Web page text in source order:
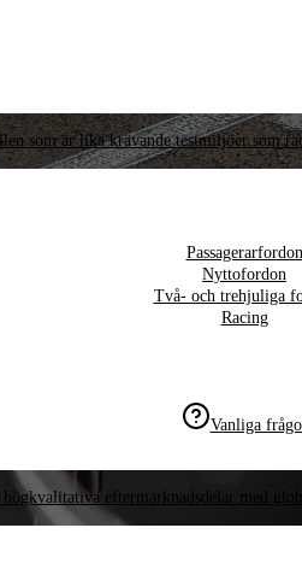
som är lika krävande testmiljöer som
Passagerarfordon
Nyttofordon
Två- och trehjuliga
Racing
Vanliga
högkvalitativa eftermarknadsdelar med